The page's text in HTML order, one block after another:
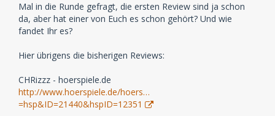
Mal in die Runde gefragt, die ersten Review sind ja schon
da, aber hat einer von Euch es schon gehört? Und wie
fandet Ihr es?
Hier übrigens die bisherigen Reviews:
CHRizzz - hoerspiele.de
http://www.hoerspiele.de/hoers…
=hsp&ID=21440&hspID=12351